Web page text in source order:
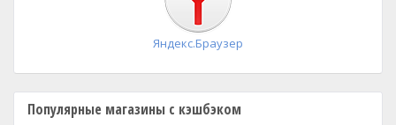
Яндекс.Браузер
Популярные магазины с кэшбэком